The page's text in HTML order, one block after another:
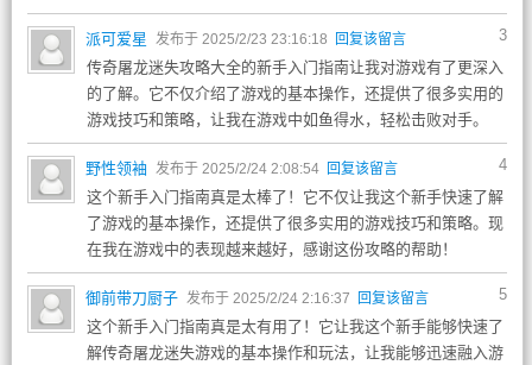
3
派可爱星 发布于 2025/2/23 23:16:18 回复该留言
传奇屠龙迷失攻略大全的新手入门指南让我对游戏有了更深入
的了解。它不仅介绍了游戏的基本操作，还提供了很多实用的
游戏技巧和策略，让我在游戏中如鱼得水，轻松击败对手。
4
野性领袖 发布于 2025/2/24 2:08:54 回复该留言
这个新手入门指南真是太棒了！它不仅让我这个新手快速了解
了游戏的基本操作，还提供了很多实用的游戏技巧和策略。现
在我在游戏中的表现越来越好，感谢这份攻略的帮助！
5
御前带刀厨子 发布于 2025/2/24 2:16:37 回复该留言
这个新手入门指南真是太有用了！它让我这个新手能够快速了
解传奇屠龙迷失游戏的基本操作和玩法，让我能够迅速融入游